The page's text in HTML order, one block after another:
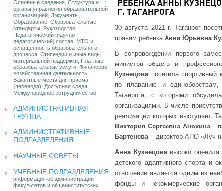
Основные сведения, Структура и
органы управления образовательной
организацией, Документы,
Образование, Образовательные
стандарты, Руководство.
Педагогический (научно-
педагогический) состав, МТО и
оснащенность образовательного
процесса, Стипендии и иные виды
материальной поддержки, Платные
образовательные услуги, Финансово-
хозяйственная деятельность,
Вакантные места для приема
(перевода), Доступная среда,
Международное сотрудничество
АДМИНИСТРАТИВНАЯ
ГРУППА
АДМИНИСТРАТИВНЫЕ
ПОДРАЗДЕЛЕНИЯ
НАУЧНЫЕ СОВЕТЫ
УЧЕБНЫЕ ПОДРАЗДЕЛЕНИЯ
информация об администрации
факультетов и общеинститутских
РЕБЕНКА АННЫ
Г. ТАГАНРОГА
30 августа 2021 г. Таганрог
правам ребёнка Анна Юрьевна
В сопровождении первого
министра общего и
Кузнецовапосетила спортивный
по плаванию и единоборствам,
Таганрога, с которыми
организациями. В числе
реализации которых выступает
Виктория Сергеевна Анохина–
Бартенева– директор АНО «Луч
Анна Кузнецовавысоко оценила
детского адаптивного спорта и
отношении является одним из
фонды и некоммерческие